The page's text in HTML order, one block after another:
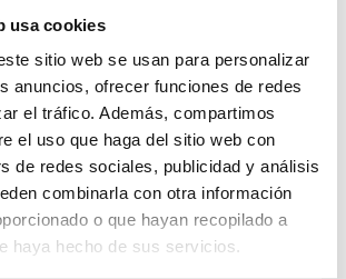
usa cookies
sitio web se usan para personalizar
anuncios, ofrecer funciones de redes
el tráfico. Además, compartimos
el uso que haga del sitio web con
de redes sociales, publicidad y análisis
combinarla con otra información
o que hayan recopilado a
haya hecho de sus servicios.
bañera
abatibles
correderas